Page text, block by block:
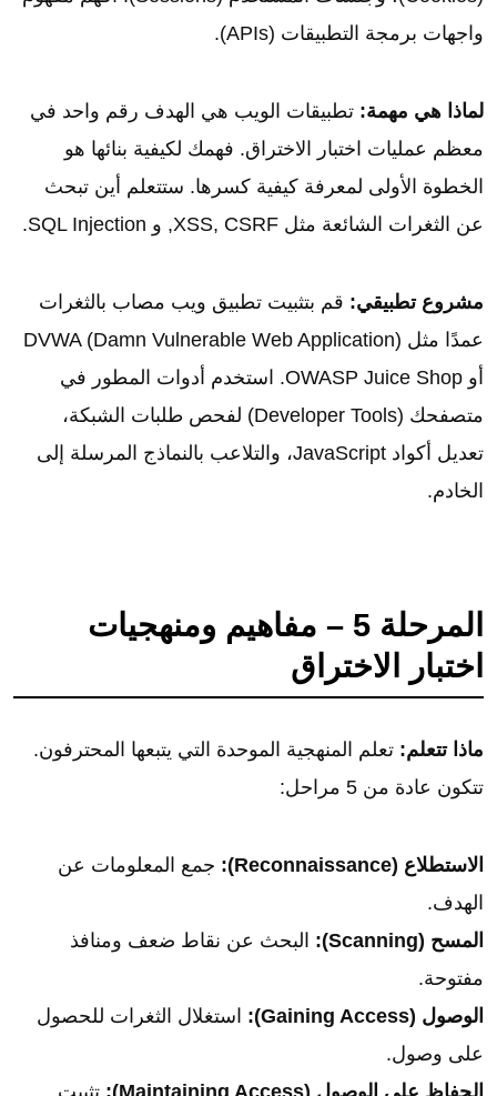
واجهات برمجة التطبيقات (APIs).
لماذا هي مهمة: تطبيقات الويب هي الهدف رقم واحد في
معظم عمليات اختبار الاختراق. فهمك لكيفية بنائها هو
الخطوة الأولى لمعرفة كيفية كسرها. ستتعلم أين تبحث
عن الثغرات الشائعة مثل XSS, CSRF, و SQL Injection.
مشروع تطبيقي: قم بتثبيت تطبيق ويب مصاب بالثغرات
عمدًا مثل DVWA (Damn Vulnerable Web Application)
أو OWASP Juice Shop. استخدم أدوات المطور في
متصفحك (Developer Tools) لفحص طلبات الشبكة،
تعديل أكواد JavaScript، والتلاعب بالنماذج المرسلة إلى
الخادم.
المرحلة 5 – مفاهيم ومنهجيات
اختبار الاختراق
ماذا تتعلم: تعلم المنهجية الموحدة التي يتبعها المحترفون.
تتكون عادة من 5 مراحل:
الاستطلاع (Reconnaissance):
جمع المعلومات عن
الهدف.
المسح (Scanning):
البحث عن نقاط ضعف ومنافذ
مفتوحة.
الوصول (Gaining Access):
استغلال الثغرات للحصول
على وصول.